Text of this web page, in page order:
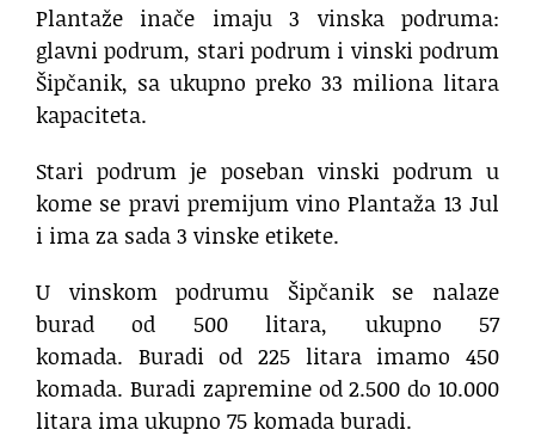
Plantaže inače imaju 3 vinska podruma:
glavni podrum, stari podrum i vinski podrum
Šipčanik, sa ukupno preko 33 miliona litara
kapaciteta.
Stari podrum je poseban vinski podrum u
kome se pravi premijum vino Plantaža 13 Jul
i ima za sada 3 vinske etikete.
U vinskom podrumu Šipčanik se nalaze
burad od 500 litara, ukupno 57
komada. Buradi od 225 litara imamo 450
komada. Buradi zapremine od 2.500 do 10.000
litara ima ukupno 75 komada buradi.